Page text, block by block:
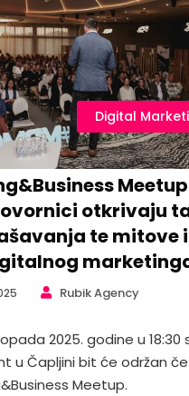
Digital
otkrivaju
te mitove i
Rubik Agency
2025. godine u 18:30
u Čapljini bit će održan
Meetup.